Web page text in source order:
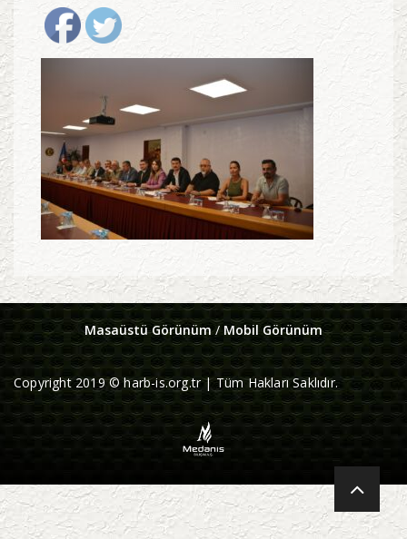
Masaüstü Görünüm/ Mobil Görünüm
Copyright 2019 © harb-is.org.tr | Tüm Hakları Saklıdır.